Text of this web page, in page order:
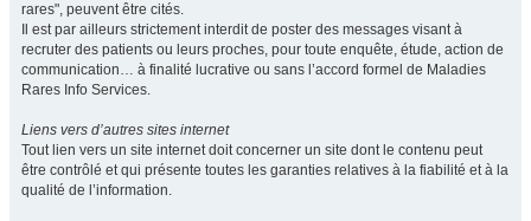
rares", peuvent être cités.
Il est par ailleurs strictement interdit de poster des messages visant à
recruter des patients ou leurs proches, pour toute enquête, étude, action de
communication… à finalité lucrative ou sans l’accord formel de Maladies
Rares Info Services.
Liens vers d’autres sites internet
Tout lien vers un site internet doit concerner un site dont le contenu peut
être contrôlé et qui présente toutes les garanties relatives à la fiabilité et à la
qualité de l’information.